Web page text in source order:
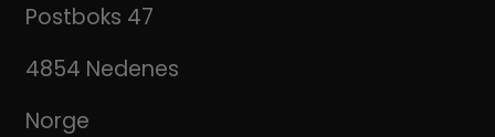
Postboks 47
4854 Nedenes
Norge